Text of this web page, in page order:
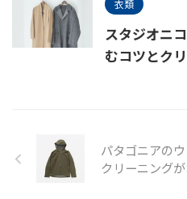
衣類
スタジオニ
むコツとク
パタゴニアの
クリーニング